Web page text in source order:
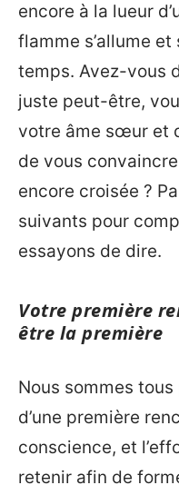
encore à la lueur
flamme s’allume et
temps. Avez-vous
juste peut-être,
votre âme sœur et
de vous
encore croisée ?
suivants pour
essayons de dire.
Votre première
être la première
Nous sommes
d’une première
conscience, et
retenir afin de